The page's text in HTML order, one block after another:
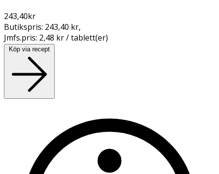
243,40kr
Butikspris: 243,40 kr,
Jmfs.pris: 2,48 kr / tablett(er)
Köp via recept